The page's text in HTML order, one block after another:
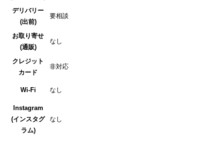
デリバリー
(出前)
要相談
お取り寄せ
(通販)
なし
クレジット
カード
非対応
Wi-Fi なし
Instagram
(インスタグ
ラム)
なし